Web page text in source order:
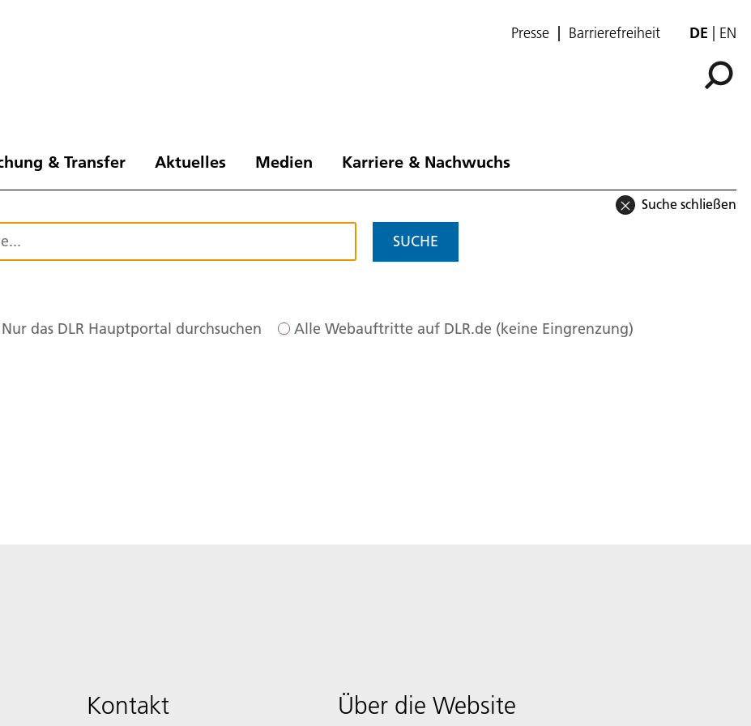
Presse Barrierefreiheit DE EN
& Transfer Aktuelles Medien Karriere & Nachwuchs
Suche schließen
SUCHE
Nur das DLR Hauptportal durchsuchen Alle Webauftritte auf DLR.de (keine Eingrenzung)
Kontakt Über die Website